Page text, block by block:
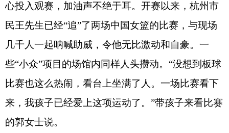
心投入观赛，加油声不绝于耳。开赛以来，杭州市
民王先生已经“追”了两场中国女篮的比赛，与现场
几千人一起呐喊助威，令他无比激动和自豪。一
些“小众”项目的场馆内同样人头攒动。“没想到板球
比赛也这么热闹，看台上坐满了人。一场比赛看下
来，我孩子已经爱上这项运动了。”带孩子来看比赛
的郭女士说。